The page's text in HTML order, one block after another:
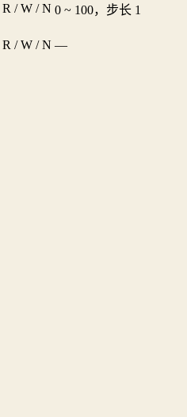
R / W / N 0 ~ 100，步长 1
R / W / N —